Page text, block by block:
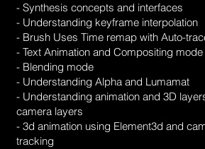
- Synthesis concepts and interfaces
- Understanding keyframe interpolation
- Brush Uses Time remap with Auto-
- Text Animation and Compositing mode
- Blending mode
- Understanding Alpha and Lumamat
- Understanding animation and 3D
camera layers
- 3d animation using Element3d and
tracking